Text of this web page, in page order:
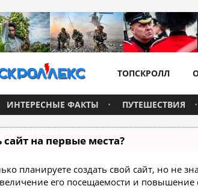
ТОПСКРОЛЛ
ИНТЕРЕСНЫЕ ФАКТЫ ПУТЕШЕСТВИЯ
на первые места?
планируете создать свой сайт, но не
его посещаемости и повышение